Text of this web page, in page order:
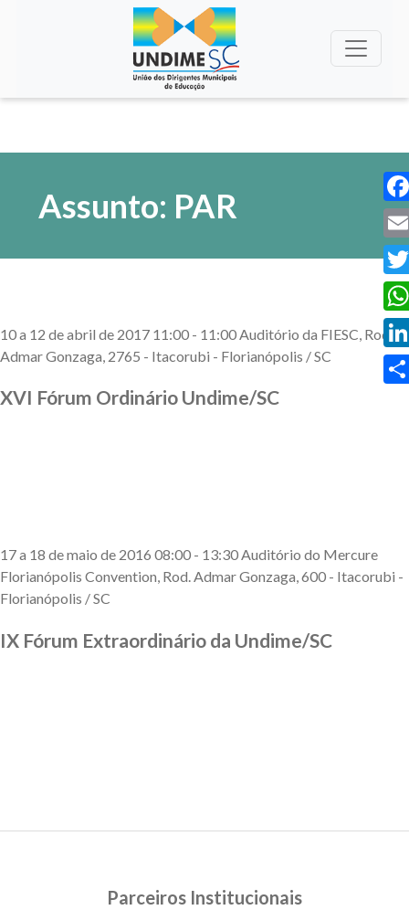
Assunto: PAR
10a 12 de abril de 2017 11:00 - 11:00 Auditório da FIESC, Rod.
Admar Gonzaga, 2765 - Itacorubi - Florianópolis / SC
XVI Fórum Ordinário Undime/SC
17a 18 de maio de 2016 08:00 - 13:30Auditório do Mercure
Florianópolis Convention, Rod. Admar Gonzaga, 600 - Itacorubi -
Florianópolis / SC
IX Fórum Extraordinário da Undime/SC
Parceiros Institucionais